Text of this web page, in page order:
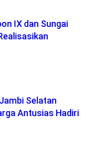
IX dan Sungai
Selatan
Antusias Hadiri